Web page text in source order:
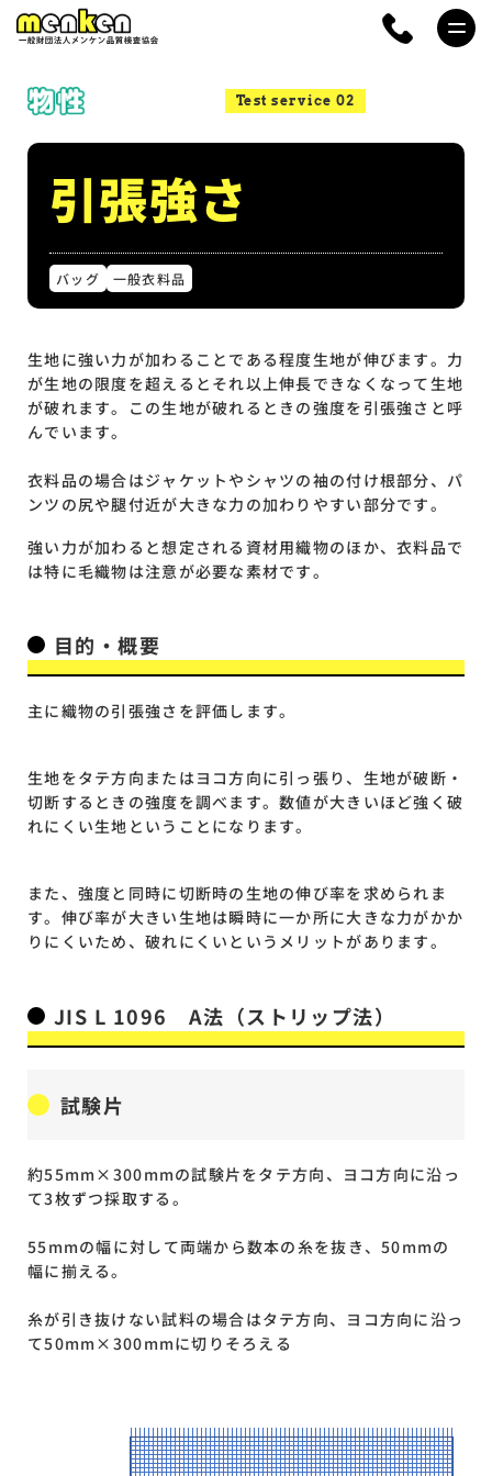
Test service 02
引張強さ
バッグ 一般衣料品
生地に強い力が加わることである程度生地が伸びます。力
が生地の限度を超えるとそれ以上伸長できなくなって生地
が破れます。この生地が破れるときの強度を引張強さと呼
んでいます。
衣料品の場合はジャケットやシャツの袖の付け根部分、パ
ンツの尻や腿付近が大きな力の加わりやすい部分です。
強い力が加わると想定される資材用織物のほか、衣料品で
は特に毛織物は注意が必要な素材です。
目的・概要
主に織物の引張強さを評価します。
生地をタテ方向またはヨコ方向に引っ張り、生地が破断・
切断するときの強度を調べます。数値が大きいほど強く破
れにくい生地ということになります。
また、強度と同時に切断時の生地の伸び率を求められま
す。伸び率が大きい生地は瞬時に一か所に大きな力がかか
りにくいため、破れにくいというメリットがあります。
JIS L 1096 A法（ストリップ法）
試験片
約55mm×300mmの試験片をタテ方向、ヨコ方向に沿っ
て3枚ずつ採取する。
55mmの幅に対して両端から数本の糸を抜き、50mmの
幅に揃える。
糸が引き抜けない試料の場合はタテ方向、ヨコ方向に沿っ
て50mm×300mmに切りそろえる